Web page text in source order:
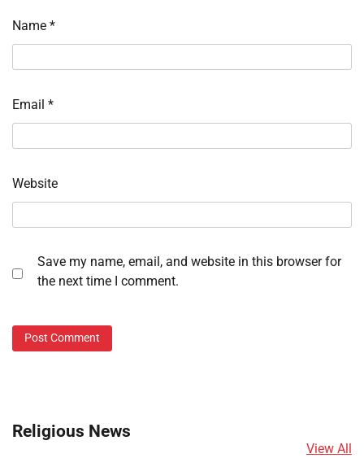
Name *
Email *
Website
Save my name, email, and website in this browser for
the next time I comment.
Religious News
View All